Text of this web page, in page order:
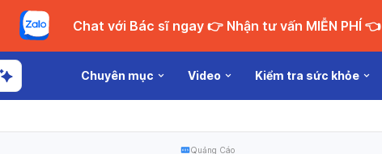
Chat với Bác sĩ ngay 👉 Nhận tư vấn MIỄN PHÍ 👈
Chuyên mục Video Kiểm tra sức khỏe
Quảng Cáo